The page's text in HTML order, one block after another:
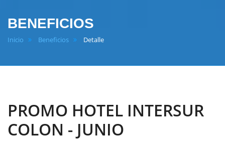
BENEFICIOS
Inicio Beneficios Detalle
PROMO HOTEL INTERSUR
COLON - JUNIO